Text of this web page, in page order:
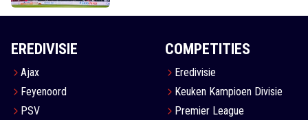
EREDIVISIE
Ajax
Feyenoord
PSV
COMPETITIES
Eredivisie
Keuken Kampioen Divisie
Premier League